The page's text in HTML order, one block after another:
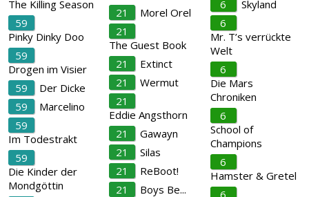
The Killing Season
59
Pinky Dinky Doo
59
Drogen im Visier
59
Der Dicke
59
Marcelino
59
Im Todestrakt
59
Die Kinder der
Mondgöttin
21
Morel Orel
21
The Guest Book
21
Extinct
21
Wermut
21
Eddie Angsthorn
21
Gawayn
21
Silas
21
ReBoot!
21
Boys Be...
6
Skyland
6
Mr. T’s verrückte
Welt
6
Die Mars
Chroniken
6
School of
Champions
6
Hamster & Gretel
6